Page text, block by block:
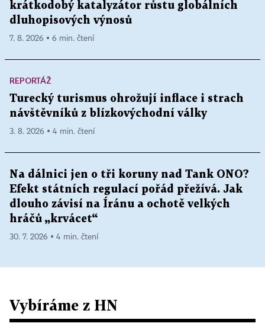
krátkodobý katalyzátor růstu globálních
dluhopisových výnosů
7. 8. 2026 ▪ 6 min. čtení
REPORTÁŽ
Turecký turismus ohrožují inflace i strach
návštěvníků z blízkovýchodní války
3. 8. 2026 ▪ 4 min. čtení
Na dálnici jen o tři koruny nad Tank ONO?
Efekt státních regulací pořád přežívá. Jak
dlouho závisí na Íránu a ochotě velkých
hráčů „krvácet“
30. 7. 2026 ▪ 4 min. čtení
Vybíráme z HN